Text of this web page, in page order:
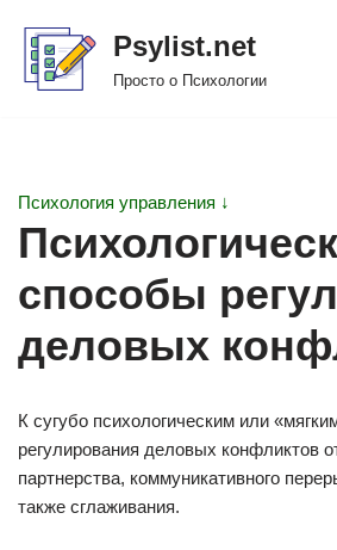
Перейти
Psylist.net
Просто о Психологии
Психология управления ↓
способы
деловых
К сугубо психологическим или
регулирования деловых конфликтов
партнерства, коммуникативного
также сглаживания.